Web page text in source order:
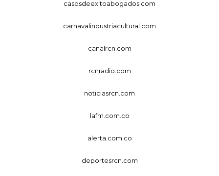
casosdeexitoabogados.com
carnavalindustriacultural.com
canalrcn.com
rcnradio.com
noticiasrcn.com
lafm.com.co
alerta.com.co
deportesrcn.com